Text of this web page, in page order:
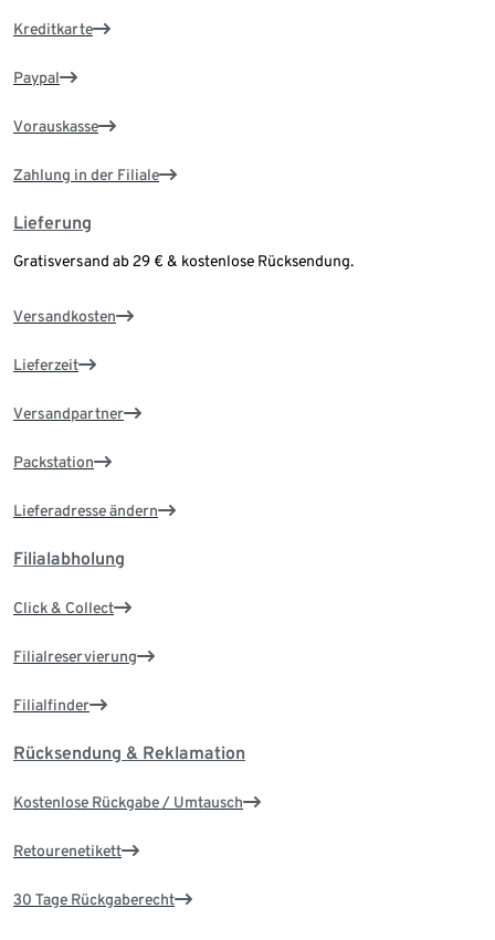
Kreditkarte
Paypal
Vorauskasse
Zahlung in der Filiale
Lieferung
Gratisversand ab 29 € & kostenlose Rücksendung.
Versandkosten
Lieferzeit
Versandpartner
Packstation
Lieferadresse ändern
Filialabholung
Click & Collect
Filialreservierung
Filialfinder
Rücksendung & Reklamation
Kostenlose Rückgabe / Umtausch
Retourenetikett
30 Tage Rückgaberecht